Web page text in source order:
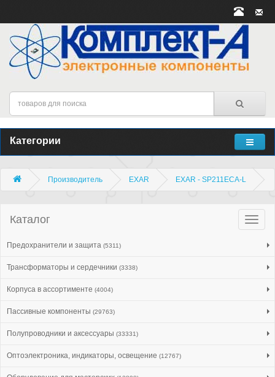
Категории
Производитель EXAR EXAR - SP211ECA-L
Каталог
Предохранители и защита (5311)
Трансформаторы и сердечники (3338)
Корпуса в ассортименте (4004)
Пассивные компоненты (29763)
Полупроводники и аксессуары (33331)
Оптоэлектроника, индикаторы, освещение (12767)